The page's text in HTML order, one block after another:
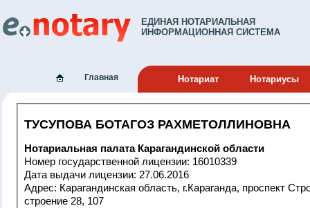
ЕДИНАЯ НОТАРИАЛЬНАЯ
ИНФОРМАЦИОННАЯ СИСТЕМА
Главная Нотариат Нотариусы
ТУСУПОВА БОТАГОЗ РАХМЕТОЛЛИНОВНА
Нотариальная палата Карагандинской области
Номер государственной лицензии: 16010339
Дата выдачи лицензии: 27.06.2016
Адрес: Карагандинская область, г.Караганда, проспект Строителей,
строение 28, 107